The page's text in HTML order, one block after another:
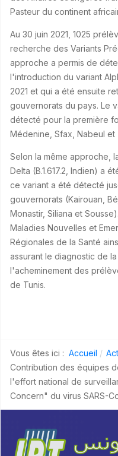
Pasteur du continent
Au 30 juin 2021, 1025
recherche des Variants
approche a permis de
l'introduction du variant
2021 et qui a été ensuite
gouvernorats du pays. Le
détecté pour la première
Médenine, Sfax, Nabeul et
Selon la même approche,
Delta (B.1.617.2, Indien) a
ce variant a été détecté
gouvernorats (Kairouan,
Monastir, Siliana et
Maladies Nouvelles et
Régionales de la Santé
assurant le diagnostic de
l'acheminement des
de Tunis.
Vous êtes ici : Accueil
Contribution des équipes
l'effort national de
Concern" du virus SARS-